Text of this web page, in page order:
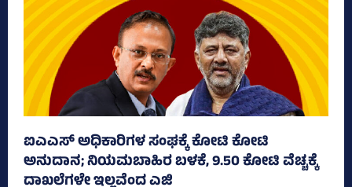
ಐಎಎಸ್‌ ಅಧಿಕಾರಿಗಳ ಸಂಘಕ್ಕೆ ಕೋಟಿ ಕೋಟಿ
ಅನುದಾನ; ನಿಯಮಬಾಹಿರ ಬಳಕೆ, 9.50 ಕೋಟಿ ವೆಚ್ಚಕ್ಕೆ